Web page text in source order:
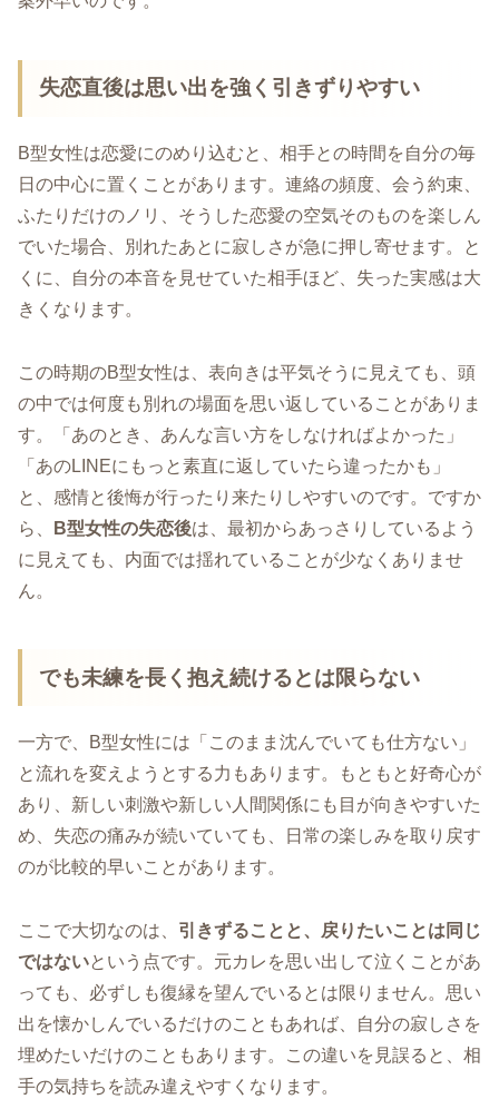
失恋直後は思い出を強く引きずりやすい
B型女性は恋愛にのめり込むと、相手との時間を自分の毎
日の中心に置くことがあります。連絡の頻度、会う約束、
ふたりだけのノリ、そうした恋愛の空気そのものを楽しん
でいた場合、別れたあとに寂しさが急に押し寄せます。と
くに、自分の本音を見せていた相手ほど、失った実感は大
きくなります。
この時期のB型女性は、表向きは平気そうに見えても、頭
の中では何度も別れの場面を思い返していることがありま
す。「あのとき、あんな言い方をしなければよかった」
「あのLINEにもっと素直に返していたら違ったかも」
と、感情と後悔が行ったり来たりしやすいのです。ですか
ら、
B型女性の失恋後は、最初からあっさりしているよう
に見えても、内面では揺れていることが少なくありませ
ん。
でも未練を長く抱え続けるとは限らない
一方で、B型女性には「このまま沈んでいても仕方ない」
と流れを変えようとする力もあります。もともと好奇心が
あり、新しい刺激や新しい人間関係にも目が向きやすいた
め、失恋の痛みが続いていても、日常の楽しみを取り戻す
のが比較的早いことがあります。
ここで大切なのは、 引きずることと、戻りたいことは同じ
ではないという点です。元カレを思い出して泣くことがあ
っても、必ずしも復縁を望んでいるとは限りません。思い
出を懐かしんでいるだけのこともあれば、自分の寂しさを
埋めたいだけのこともあります。この違いを見誤ると、相
手の気持ちを読み違えやすくなります。